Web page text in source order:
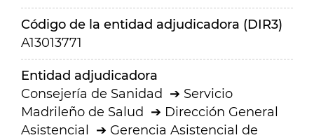
Código de la entidad adjudicadora (DIR3)
A13013771
Entidad adjudicadora
Consejería de Sanidad
Servicio
Madrileño de Salud
Dirección General
Asistencial
Gerencia Asistencial de